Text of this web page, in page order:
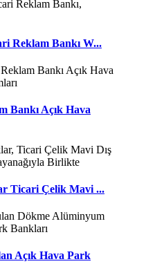
Reklam Bankı W...
Bankı Açık Hava
Ticari Çelik Mavi ...
Açık Hava Park